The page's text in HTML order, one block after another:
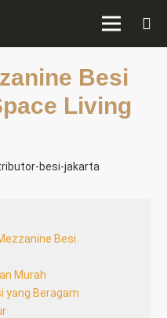
Besi
Living
Besi
Murah
yang Beragam